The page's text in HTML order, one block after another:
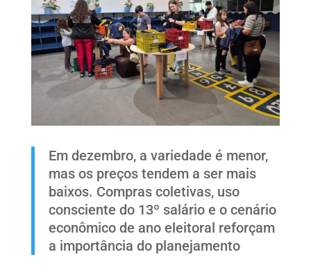
Em dezembro, a variedade é menor,
mas os preços tendem a ser mais
baixos. Compras coletivas, uso
consciente do 13º salário e o cenário
econômico de ano eleitoral reforçam
a importância do planejamento